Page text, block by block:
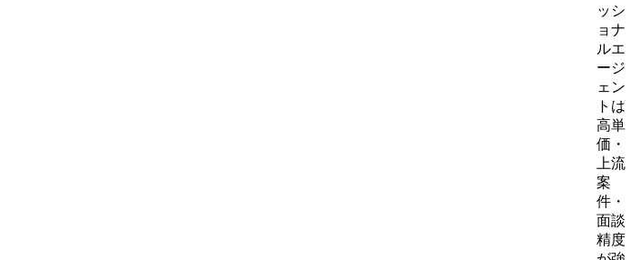
ッシ
ョナ
ルエ
ージ
ェン
トは
高単
価・
上流
案
件・
面談
精度